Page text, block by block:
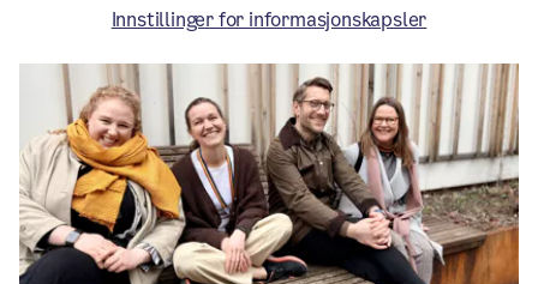
Innstillinger for informasjonskapsler